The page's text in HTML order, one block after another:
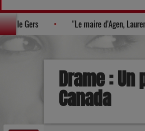
du moment dans le Gers
Drame :
Canada